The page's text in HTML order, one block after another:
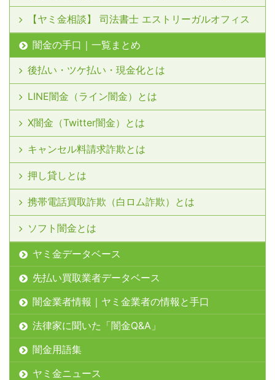
【ヤミ金相談】 司法書士 エストリーガルオフィス
闇金の手口｜一覧まとめ
後払い・ツケ払い・現金化とは
LINE闇金（ライン闇金）とは
X闇金（Twitter闇金）とは
キャンセル料請求詐欺とは
押し貸しとは
携帯電話買取詐欺（白ロム詐欺）とは
ソフト闇金とは
ヤミ金データベース
先払い買取業者データベース
闇金業者情報｜ヤミ金業者の情報と手口
法律家に聞いた「闇金Q&A」
闇金用語集
ヤミ金ニュース